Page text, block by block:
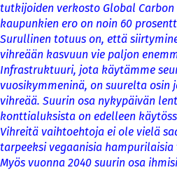
tutkijoiden verkosto Global
kaupunkien ero on noin 60
Surullinen totuus on, että
vihreään kasvuun vie paljon
Infrastruktuuri, jota käytämme
vuosikymmeninä, on suurelta osin
vihreää. Suurin osa nykypäivän
konttialuksista on edelleen
Vihreitä vaihtoehtoja ei ole vielä
tarpeeksi vegaanisia
Myös vuonna 2040 suurin osa